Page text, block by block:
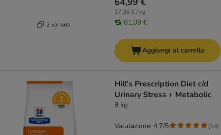
2 varianti
17,36 € / kg
61,09 €
Aggiungi al carrello
Hill's Prescription Diet c/d
Urinary Stress + Metabolic
8 kg
Valutazione: 4.7/5 (34)